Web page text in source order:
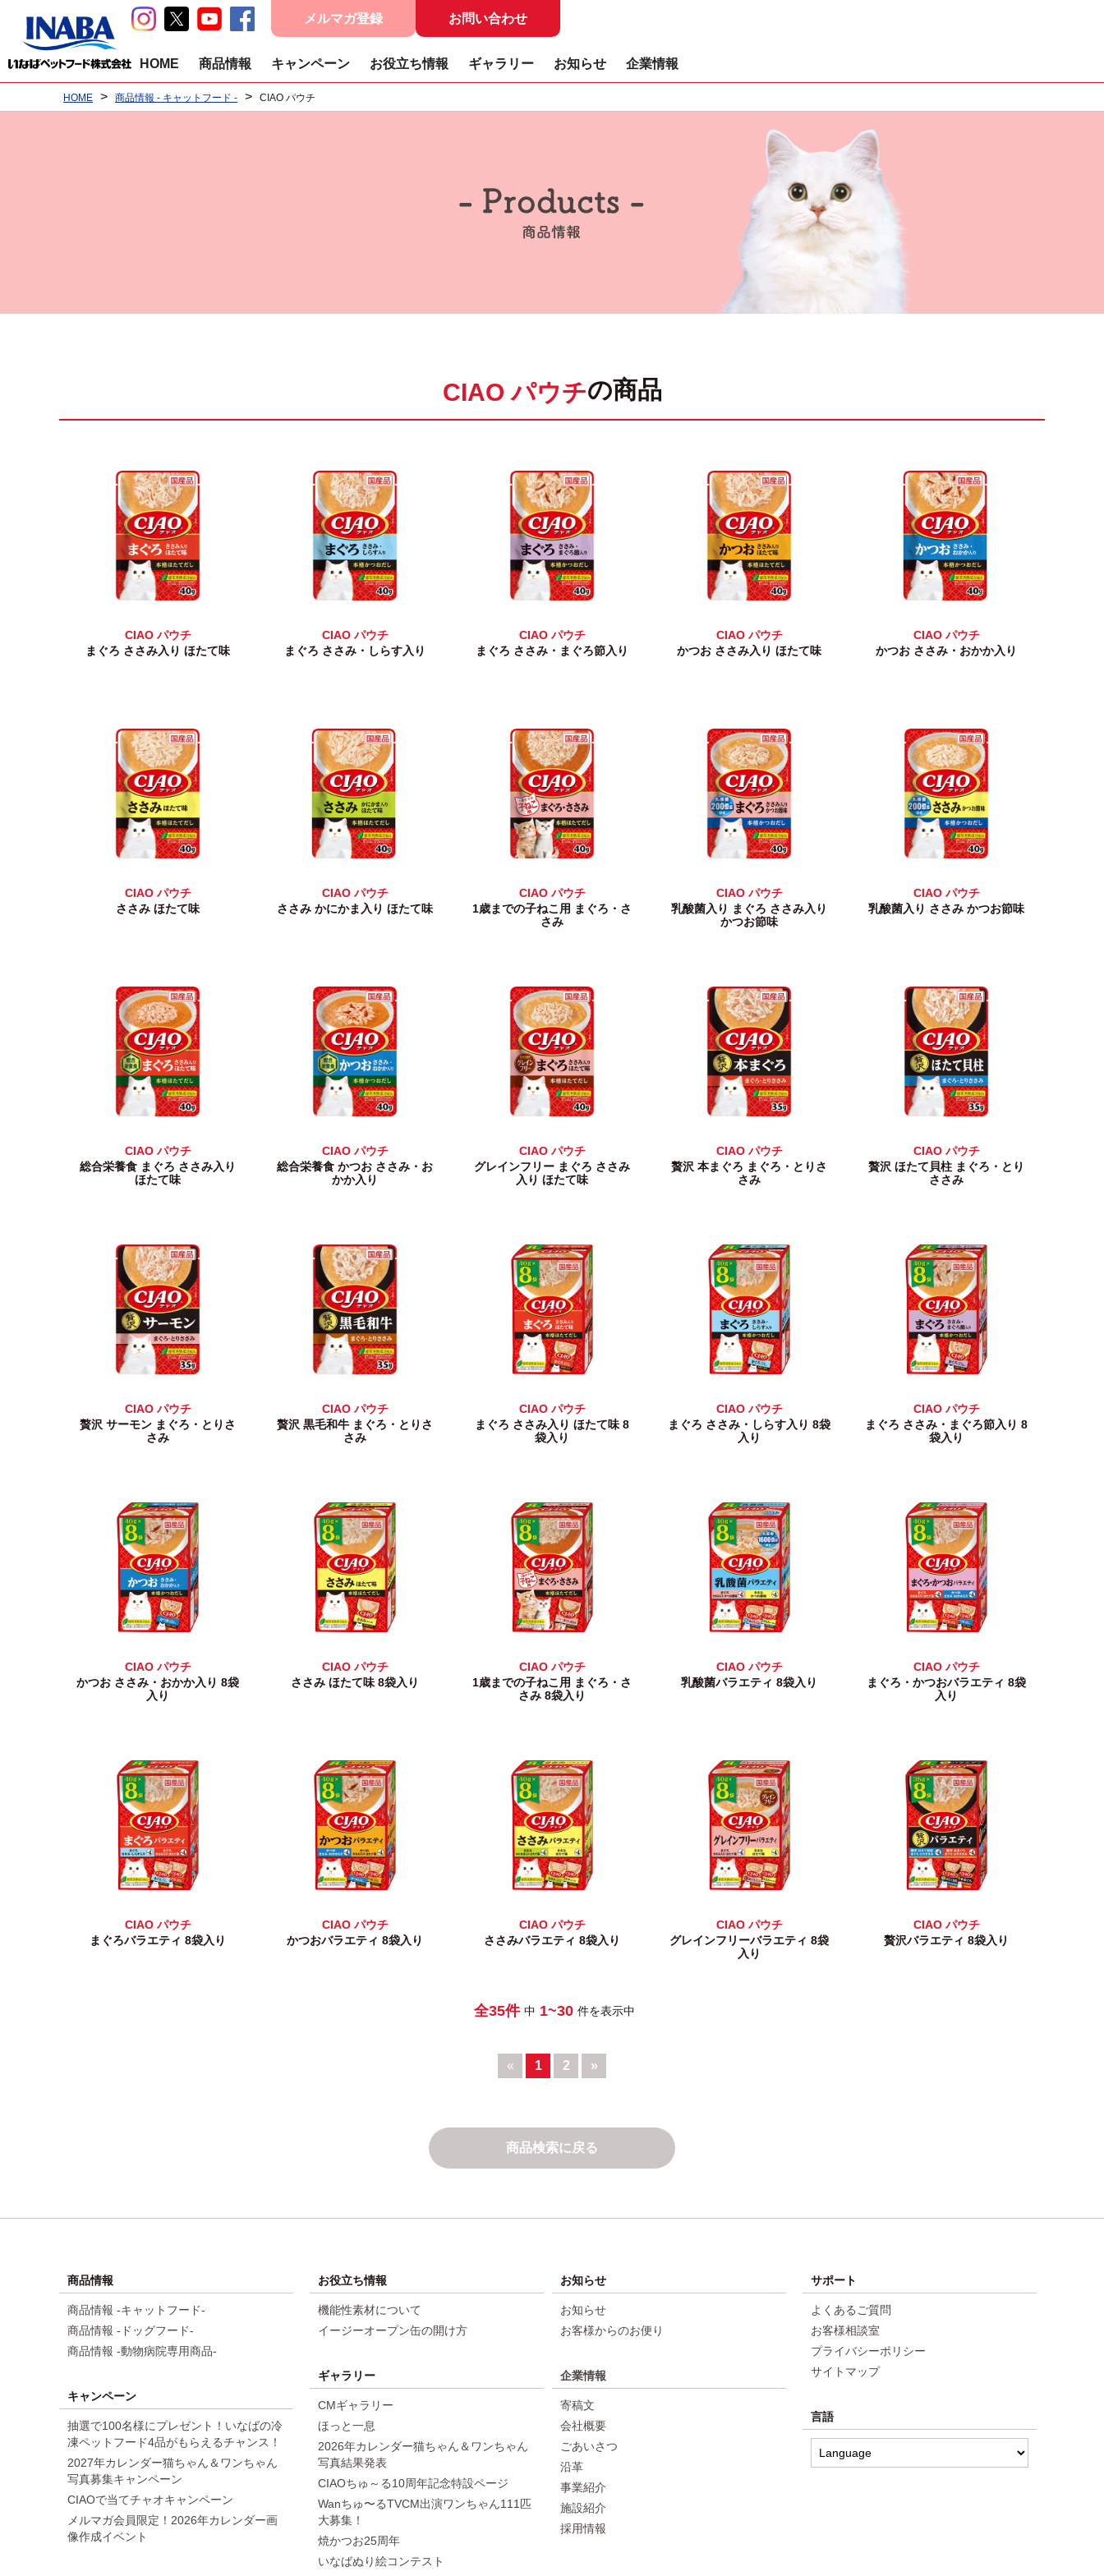
メルマガ登録 お問い合わせ
HOME 商品情報 キャンペーン お役立ち情報 ギャラリー お知らせ 企業情報
HOME > 商品情報 - キャットフード - > CIAO パウチ
CIAO パウチの商品
CIAO パウチ
まぐろ ささみ入り ほたて味
CIAO パウチ
まぐろ ささみ・しらす入り
CIAO パウチ
まぐろ ささみ・まぐろ節入り
CIAO パウチ
かつお ささみ入り ほたて味
CIAO パウチ
かつお ささみ・おかか入り
CIAO パウチ
ささみ ほたて味
CIAO パウチ
ささみ かにかま入り ほたて味
CIAO パウチ
1歳までの子ねこ用 まぐろ・さ
さみ
CIAO パウチ
乳酸菌入り まぐろ ささみ入り
かつお節味
CIAO パウチ
乳酸菌入り ささみ かつお節味
CIAO パウチ
総合栄養食 まぐろ ささみ入り
ほたて味
CIAO パウチ
総合栄養食 かつお ささみ・お
かか入り
CIAO パウチ
グレインフリー まぐろ ささみ
入り ほたて味
CIAO パウチ
贅沢 本まぐろ まぐろ・とりさ
さみ
CIAO パウチ
贅沢 ほたて貝柱 まぐろ・とり
ささみ
CIAO パウチ
贅沢 サーモン まぐろ・とりさ
さみ
CIAO パウチ
贅沢 黒毛和牛 まぐろ・とりさ
さみ
CIAO パウチ
まぐろ ささみ入り ほたて味 8
袋入り
CIAO パウチ
まぐろ ささみ・しらす入り 8袋
入り
CIAO パウチ
まぐろ ささみ・まぐろ節入り 8
袋入り
CIAO パウチ
かつお ささみ・おかか入り 8袋
入り
CIAO パウチ
ささみ ほたて味 8袋入り
CIAO パウチ
1歳までの子ねこ用 まぐろ・さ
さみ 8袋入り
CIAO パウチ
乳酸菌バラエティ 8袋入り
CIAO パウチ
まぐろ・かつおバラエティ 8袋
入り
CIAO パウチ
まぐろバラエティ 8袋入り
CIAO パウチ
かつおバラエティ 8袋入り
CIAO パウチ
ささみバラエティ 8袋入り
CIAO パウチ
グレインフリーバラエティ 8袋
入り
CIAO パウチ
贅沢バラエティ 8袋入り
全35件 中 1~30 件を表示中
« 1 2 »
商品検索に戻る
商品情報
商品情報 -キャットフード-
商品情報 -ドッグフード-
商品情報 -動物病院専用商品-
キャンペーン
抽選で100名様にプレゼント！いなばの冷
凍ペットフード4品がもらえるチャンス！
2027年カレンダー猫ちゃん＆ワンちゃん
写真募集キャンペーン
CIAOで当てチャオキャンペーン
メルマガ会員限定！2026年カレンダー画
像作成イベント
お役立ち情報
機能性素材について
イージーオープン缶の開け方
ギャラリー
CMギャラリー
ほっと一息
2026年カレンダー猫ちゃん＆ワンちゃん
写真結果発表
CIAOちゅ～る10周年記念特設ページ
Wanちゅ〜るTVCM出演ワンちゃん111匹
大募集！
焼かつお25周年
いなばぬり絵コンテスト
お知らせ
お知らせ
お客様からのお便り
企業情報
寄稿文
会社概要
ごあいさつ
沿革
事業紹介
施設紹介
採用情報
サポート
よくあるご質問
お客様相談室
プライバシーポリシー
サイトマップ
言語